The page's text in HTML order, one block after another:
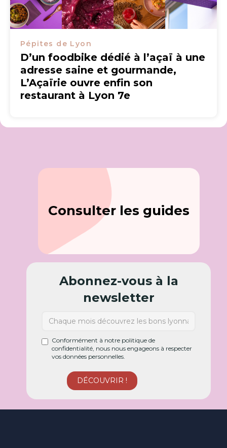
Pépites de Lyon
D’un foodbike dédié à l’açaï à une
adresse saine et gourmande,
L’Açaïrie ouvre enfin son
restaurant à Lyon 7e
Consulter les guides
Abonnez-vous à la
newsletter
Conformément à notre politique de
confidentialité, nous nous engageons à respecter
vos données personnelles.